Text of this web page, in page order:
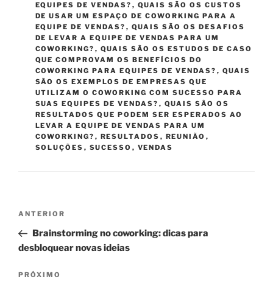
EQUIPES DE VENDAS? , QUAIS SÃO OS CUSTOS
DE USAR UM ESPAÇO DE COWORKING PARA A
EQUIPE DE VENDAS? , QUAIS SÃO OS DESAFIOS
DE LEVAR A EQUIPE DE VENDAS PARA UM
COWORKING? , QUAIS SÃO OS ESTUDOS DE CASO
QUE COMPROVAM OS BENEFÍCIOS DO
COWORKING PARA EQUIPES DE VENDAS? , QUAIS
SÃO OS EXEMPLOS DE EMPRESAS QUE
UTILIZAM O COWORKING COM SUCESSO PARA
SUAS EQUIPES DE VENDAS? , QUAIS SÃO OS
RESULTADOS QUE PODEM SER ESPERADOS AO
LEVAR A EQUIPE DE VENDAS PARA UM
COWORKING? , RESULTADOS , REUNIÃO ,
SOLUÇÕES , SUCESSO , VENDAS
Navegação
Post
Post
anterior
ANTERIOR
Brainstorming no coworking: dicas para
desbloquear novas ideias
Próximo
PRÓXIMO